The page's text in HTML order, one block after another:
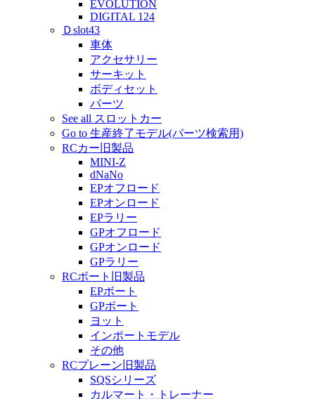
EVOLUTION
DIGITAL 124
Ｄslot43
車体
アクセサリー
サーキット
ボディセット
パーツ
See all スロットカー
Go to 生産終了モデル(パーツ検索用)
RCカー旧製品
MINI-Z
dNaNo
EPオフロード
EPオンロード
EPラリー
GPオフロード
GPオンロード
GPラリー
RCボート旧製品
EPボート
GPボート
ヨット
インポートモデル
その他
RCプレーン旧製品
SQSシリーズ
カルマート・トレーナー